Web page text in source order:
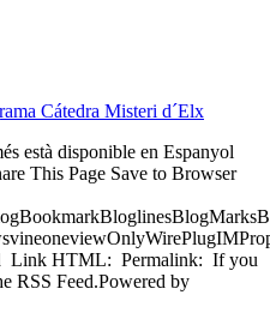
Cátedra Misteri d´Elx
està disponible en Espanyol
This Page Save to Browser
Link HTML: Permalink: If you
RSS Feed.Powered by